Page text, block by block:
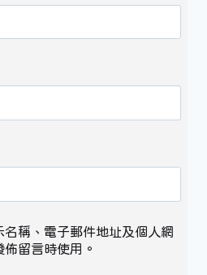
名稱、電子郵件地址及個人網
留言時使用。